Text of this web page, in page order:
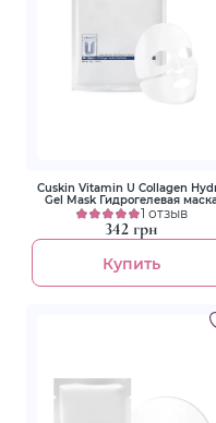
Cuskin Vitamin U Collagen
Gel Mask Гидрогелевая
1 отзыв
342 грн
Купить